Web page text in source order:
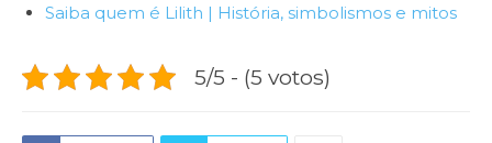
Saiba quem é Lilith | História, simbolismos e mitos
5/5 - (5 votos)